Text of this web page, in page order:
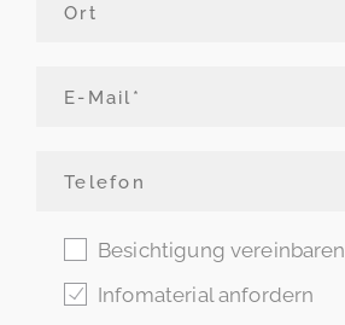
Besichtigung vereinbaren
Infomaterial anfordern